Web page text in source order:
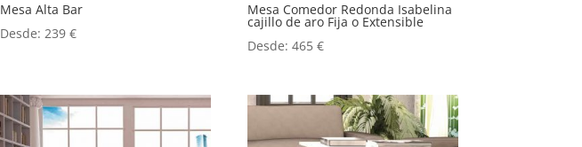
Mesa Alta Bar
Desde:239€
Mesa Comedor Redonda Isabelina
cajillo de aro Fija o Extensible
Desde:465€